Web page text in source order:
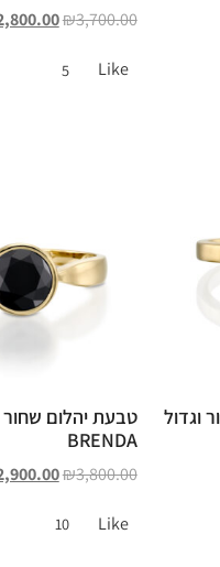
₪3,700.00
Like
5
וגדול
טבעת יהלום שחור
BRENDA
₪3,800.00
Like
10